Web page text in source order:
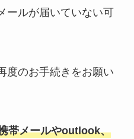
ールが届いていない可
度のお手続きをお願い
帯メールやoutlook、